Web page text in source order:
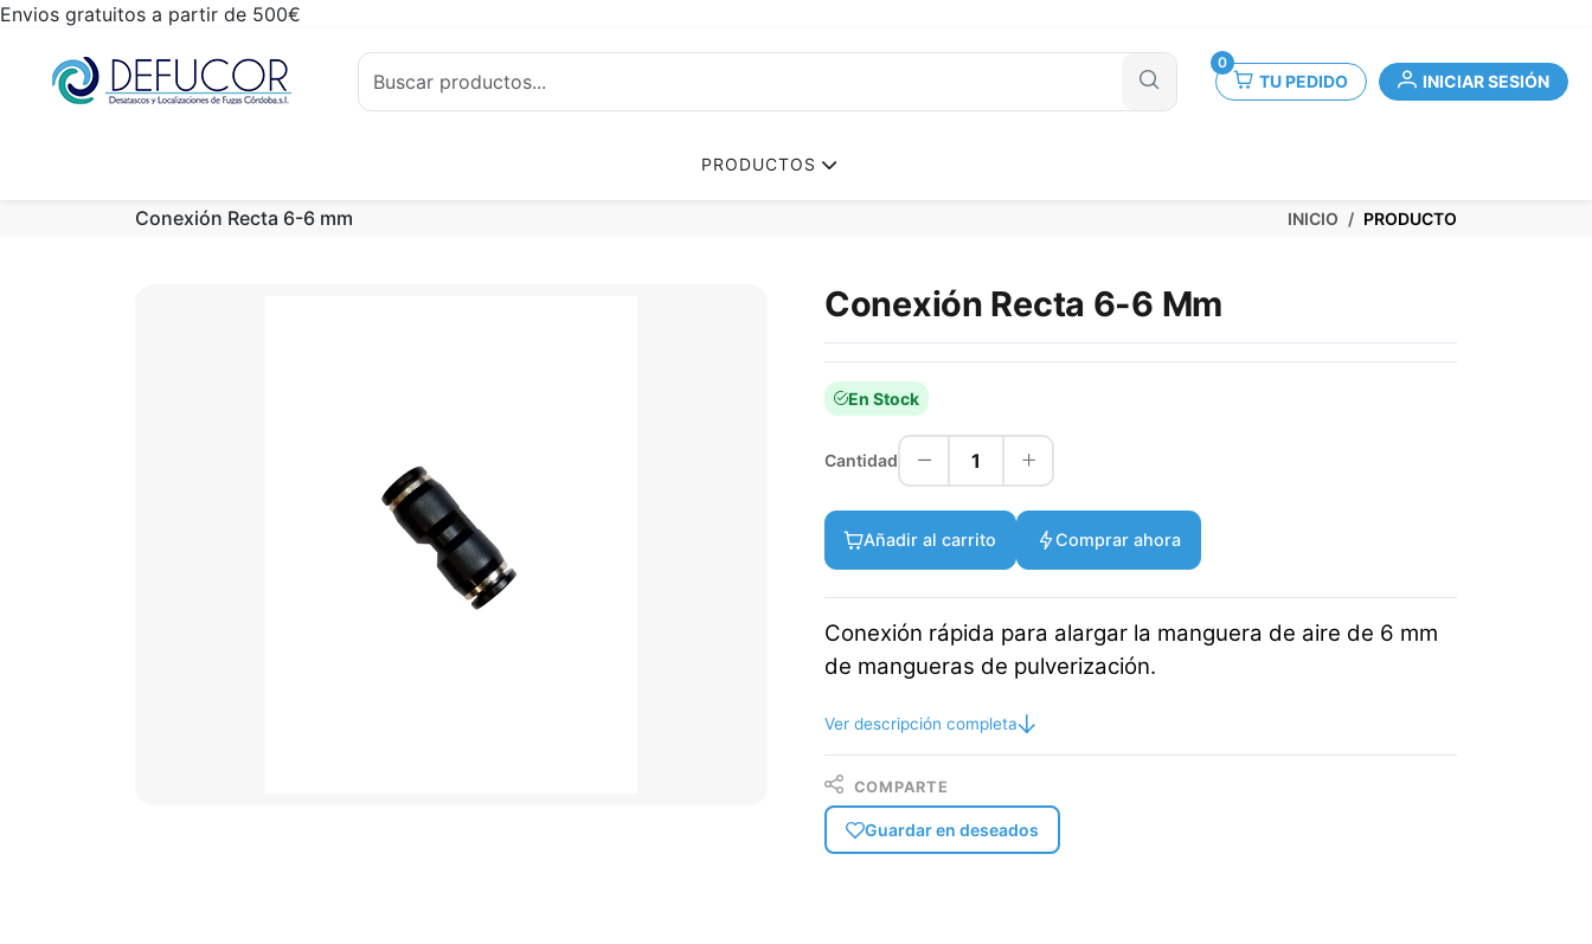
Envios gratuitos a partir de 500€
0
TU PEDIDO INICIAR SESIÓN
PRODUCTOS
Conexión Recta 6-6 mm INICIO PRODUCTO
Conexión Recta 6-6 Mm
En Stock
Cantidad 1
Añadir al carrito Comprar ahora
Conexión rápida para alargar la manguera de aire de 6 mm
de mangueras de pulverización.
Ver descripción completa
COMPARTE
Guardar en deseados